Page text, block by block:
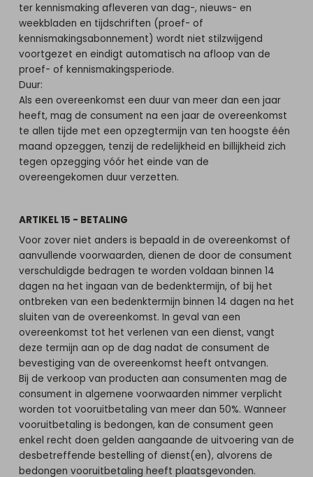
ter kennismaking afleveren van dag-, nieuws- en
weekbladen en tijdschriften (proef- of
kennismakingsabonnement) wordt niet stilzwijgend
voortgezet en eindigt automatisch na afloop van de
proef- of kennismakingsperiode.
Duur:
Als een overeenkomst een duur van meer dan een jaar
heeft, mag de consument na een jaar de overeenkomst
te allen tijde met een opzegtermijn van ten hoogste één
maand opzeggen, tenzij de redelijkheid en billijkheid zich
tegen opzegging vóór het einde van de
overeengekomen duur verzetten.
ARTIKEL 15 - BETALING
Voor zover niet anders is bepaald in de overeenkomst of
aanvullende voorwaarden, dienen de door de consument
verschuldigde bedragen te worden voldaan binnen 14
dagen na het ingaan van de bedenktermijn, of bij het
ontbreken van een bedenktermijn binnen 14 dagen na het
sluiten van de overeenkomst. In geval van een
overeenkomst tot het verlenen van een dienst, vangt
deze termijn aan op de dag nadat de consument de
bevestiging van de overeenkomst heeft ontvangen.
Bij de verkoop van producten aan consumenten mag de
consument in algemene voorwaarden nimmer verplicht
worden tot vooruitbetaling van meer dan 50%. Wanneer
vooruitbetaling is bedongen, kan de consument geen
enkel recht doen gelden aangaande de uitvoering van de
desbetreffende bestelling of dienst(en), alvorens de
bedongen vooruitbetaling heeft plaatsgevonden.